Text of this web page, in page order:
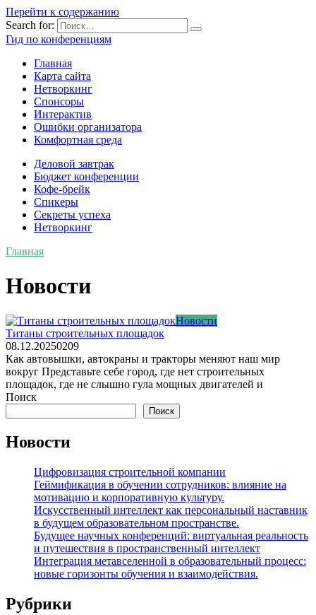
Перейти к содержанию
Search for:
Гид по конференциям
Главная
Карта сайта
Нетворкинг
Спонсоры
Интерактив
Ошибки организатора
Комфортная среда
Деловой завтрак
Бюджет конференции
Кофе-брейк
Спикеры
Секреты успеха
Нетворкинг
Главная
Новости
Новости
Титаны строительных площадок
08.12.20250209
Как автовышки, автокраны и тракторы меняют наш мир
вокруг Представьте себе город, где нет строительных
площадок, где не слышно гула мощных двигателей и
Поиск
Поиск
Новости
Цифровизация строительной компании
Геймификация в обучении сотрудников: влияние на
мотивацию и корпоративную культуру.
Искусственный интеллект как персональный наставник
в будущем образовательном пространстве.
Будущее научных конференций: виртуальная реальность
и путешествия в пространственный интеллект
Интеграция метавселенной в образовательный процесс:
новые горизонты обучения и взаимодействия.
Рубрики